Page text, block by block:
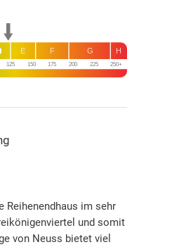
125 150 175 200 225 250+
H
G
F
E
Reihenendhaus im sehr
und somit
von Neuss bietet viel